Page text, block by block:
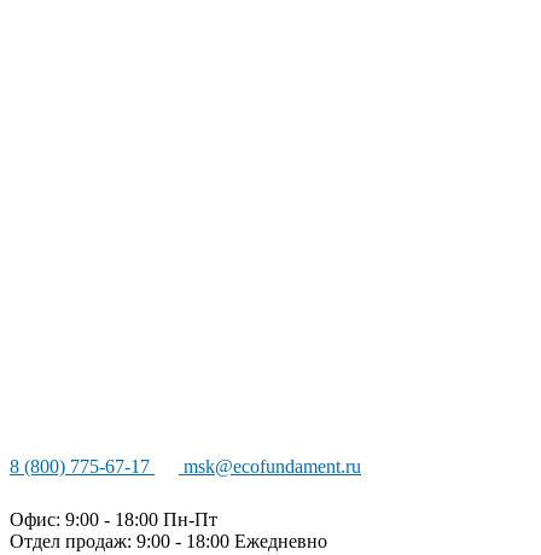
8 (800) 775-67-17 msk@ecofundament.ru
Офис: 9:00 - 18:00 Пн-Пт
Отдел продаж: 9:00 - 18:00 Ежедневно